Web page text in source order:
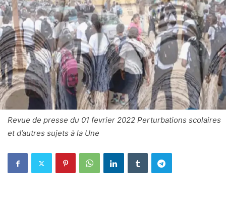
Revue de presse du 01 fevrier 2022 Perturbations scolaires
et d’autres sujets à la Une